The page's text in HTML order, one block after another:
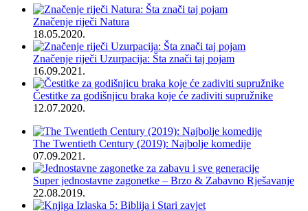
Značenje riječi Natura
18.05.2020.
Značenje riječi Uzurpacija: Šta znači taj pojam
16.09.2021.
Čestitke za godišnjicu braka koje će zadiviti supružnike
12.07.2020.
The Twentieth Century (2019): Najbolje komedije
07.09.2021.
Super jednostavne zagonetke – Brzo & Zabavno Rješavanje
22.08.2019.